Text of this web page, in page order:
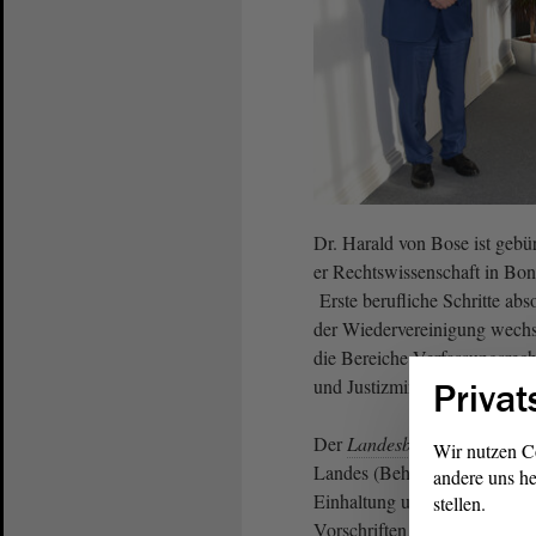
Dr. Harald von Bose ist
er Rechtswissenschaft in
Erste berufliche Schritte
der Wiedervereinigung
die Bereiche
und Justizministerium
Der Landesbeauftragte für
Landes (Behörden) und den
Einhaltung und Wahrung
Vorschriften über den
Wir nutzen
andere uns
stellen.